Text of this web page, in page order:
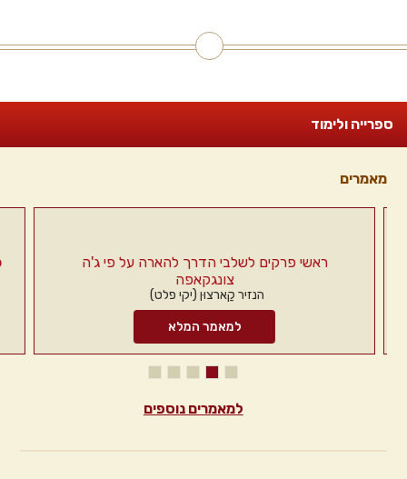
ספרייה ולימוד
מאמרים
ראשי פרקים לשלבי הדרך להארה על פי ג'ה
צונגקאפה
הנזיר קַארצוּן (יקי פלט)
למאמר המלא
למאמרים נוספים